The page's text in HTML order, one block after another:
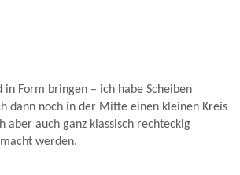
Form bringen – ich habe Scheiben
dann noch in der Mitte einen kleinen Kreis
aber auch ganz klassisch rechteckig
werden.